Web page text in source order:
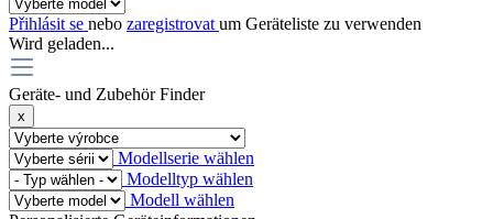
Přihlásit se nebo zaregistrovat um Geräteliste zu verwenden
Wird geladen...
Geräte- und Zubehör Finder
x
Modellserie wählen
Modelltyp wählen
Modell wählen